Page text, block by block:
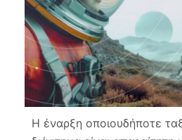
Η έναρξη οποιουδήποτε